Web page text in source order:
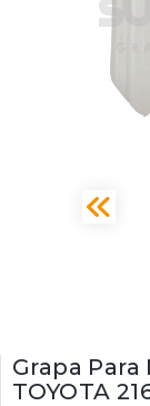
Grapa Para
TOYOTA